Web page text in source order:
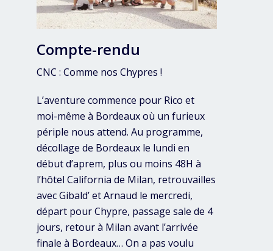
Compte-rendu
CNC : Comme nos Chypres !
L’aventure commence pour Rico et
moi-même à Bordeaux où un furieux
périple nous attend. Au programme,
décollage de Bordeaux le lundi en
début d’aprem, plus ou moins 48H à
l’hôtel California de Milan, retrouvailles
avec Gibald’ et Arnaud le mercredi,
départ pour Chypre, passage sale de 4
jours, retour à Milan avant l’arrivée
finale à Bordeaux… On a pas voulu